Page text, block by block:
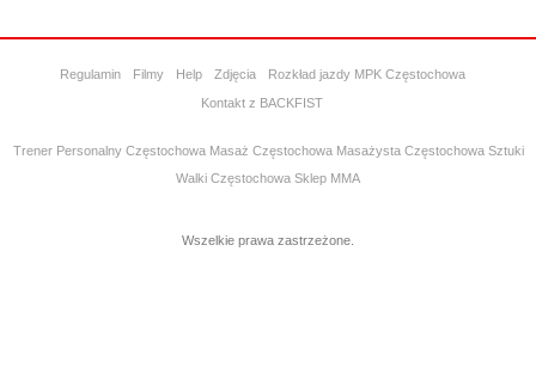
Regulamin Filmy Help Zdjęcia
Rozkład jazdy MPK Częstochowa
Kontakt z BACKFIST
Trener Personalny Częstochowa Masaż Częstochowa Masażysta Częstochowa Sztuki
Walki Częstochowa Sklep MMA
Wszelkie prawa zastrzeżone.